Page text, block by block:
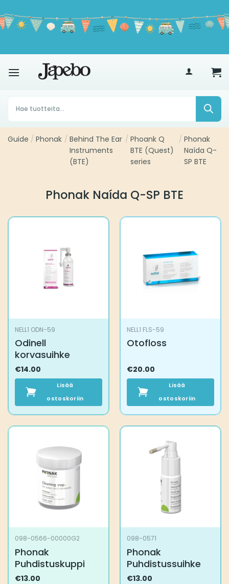
sisältöön
Products
search
Guide / Phonak / Behind The Ear
Instruments
(BTE)
/ Phoank Q
BTE (Quest)
series
/ Phonak
Naída Q-
SP BTE
Phonak Naída Q-SP BTE
NELL1 ODN-59
Odinell
korvasuihke
€14.00
Lisää
ostoskoriin
NELL1 FLS-59
Otofloss
€20.00
Lisää
ostoskoriin
098-0566-00000G2
Phonak
Puhdistuskuppi
€13.00
098-0571
Phonak
Puhdistussuihke
€13.00